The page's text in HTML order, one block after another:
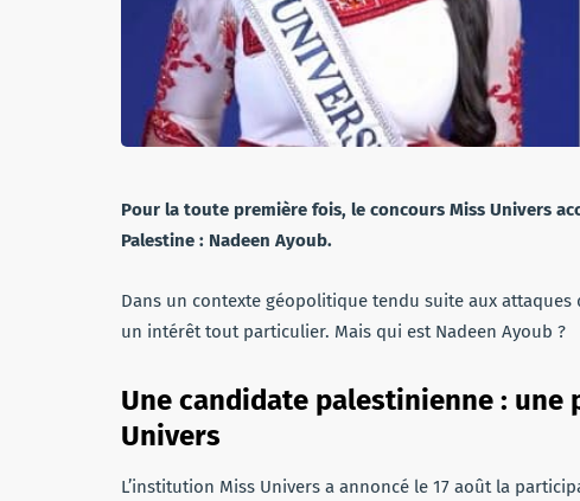
Pour la toute première fois, le concours Miss Univers
Palestine : Nadeen Ayoub.
Dans un contexte géopolitique tendu suite aux
un intérêt tout particulier. Mais qui est Nadeen Ayoub ?
Une candidate palestinienne : une
Univers
L’institution Miss Univers a annoncé le 17 août la